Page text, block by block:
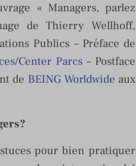
« Managers, parlez
de Thierry Wellhoff,
Publics – Préface de
/Center Parcs – Postface
de BEING Worldwide aux
pour bien pratiquer